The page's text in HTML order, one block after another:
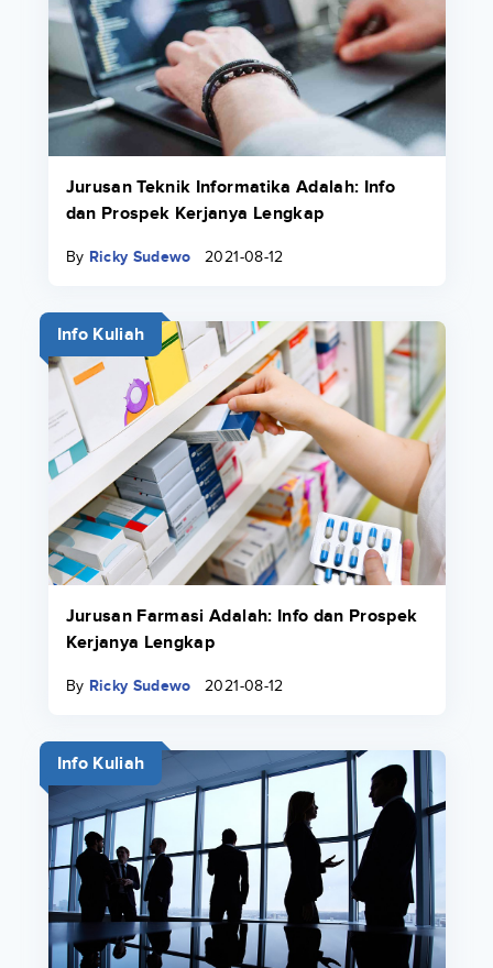
Jurusan Teknik Informatika Adalah: Info
dan Prospek Kerjanya Lengkap
By Ricky Sudewo 2021-08-12
Info Kuliah
Jurusan Farmasi Adalah: Info dan Prospek
Kerjanya Lengkap
By Ricky Sudewo 2021-08-12
Info Kuliah